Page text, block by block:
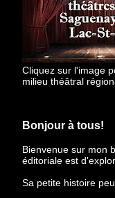
Cliquez sur l'image
milieu théâtral
Bonjour à tous!
Bienvenue sur mon
éditoriale est
Sa petite histoire